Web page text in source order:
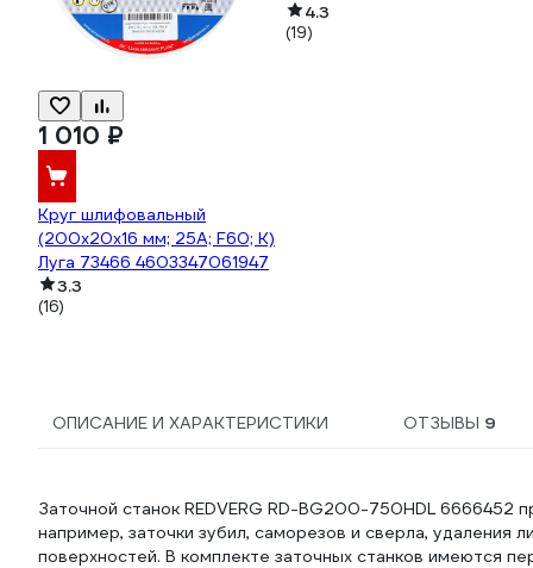
1 010 ₽
Круг шлифовальный
(200х20х16 мм; 25А; F60; K)
Луга 73466 4603347061947
3.3
(16)
4.3
(19)
ОПИСАНИЕ И ХАРАКТЕРИСТИКИ ОТЗЫВЫ 9
Заточной станок REDVERG RD-BG200-750HDL 6666452
например, заточки зубил, саморезов и сверла, удаления
поверхностей. В комплекте заточных станков имеются